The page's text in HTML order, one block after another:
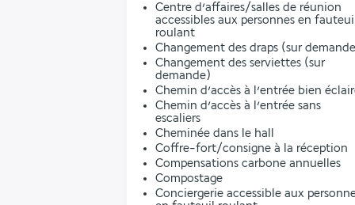
Centre d’affaires/salles de réunion
accessibles aux personnes en fauteuil
roulant
Changement des draps (sur
Changement des serviettes (sur
demande)
Chemin d’accès à l’entrée bien
Chemin d’accès à l’entrée sans
escaliers
Cheminée dans le hall
Coffre-fort/consigne à la réception
Compensations carbone annuelles
Compostage
Conciergerie accessible aux